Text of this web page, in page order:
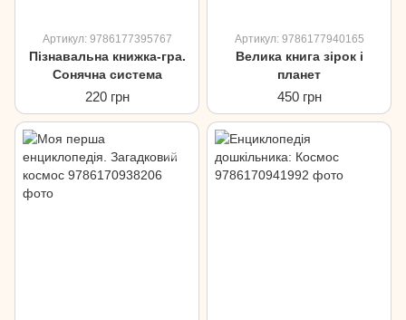
Артикул: 9786177395767
Пізнавальна книжка-гра.
Сонячна система
220 грн
Артикул: 9786177940165
Велика книга зірок і
планет
450 грн